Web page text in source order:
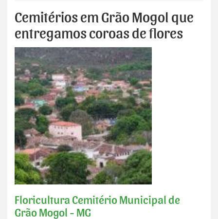
Cemitérios em Grão Mogol que
entregamos coroas de flores
Floricultura Cemitério Municipal de
Grão Mogol - MG